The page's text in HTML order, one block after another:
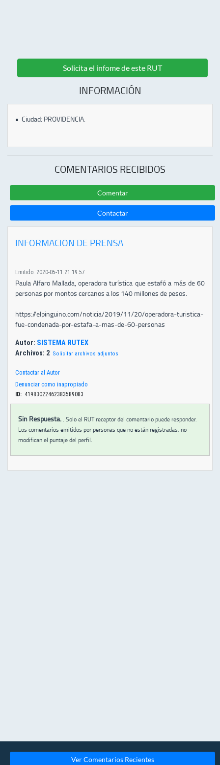
Solicita el infome de este RUT
INFORMACIÓN
• Ciudad: PROVIDENCIA.
COMENTARIOS RECIBIDOS
Comentar
Contactar
INFORMACION DE PRENSA
Emitido: 2020-05-11 21:19:57
Paula Alfaro Mallada, operadora turística que estafó a más de 60
personas por montos cercanos a los 140 millones de pesos.
https://elpinguino.com/noticia/2019/11/20/operadora-turistica-
fue-condenada-por-estafa-a-mas-de-60-personas
Autor: SISTEMA RUTEX
Archivos: 2 Solicitar archivos adjuntos
Contactar al Autor
Denunciar como inapropiado
ID: 41983022462383589083
Sin Respuesta.. Solo el RUT receptor del comentario puede responder.
Los comentarios emitidos por personas que no están registradas, no
modifican el puntaje del perfil.
Ver Comentarios Recientes